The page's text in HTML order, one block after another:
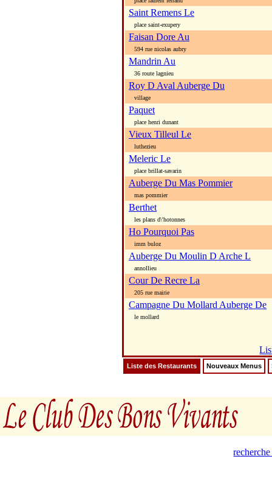
Saint Remens Le
place saint-exupery
Faisan Dore Au
594 rue nicolas aubry
Mandrin Au
36 route lagnieu
Roy D Aval Auberge Du
village
Paquet
place henri dunant
Vieux Tilleul Le
luthezieu
Meleric Le
place brillat-savarin
Auberge Du Mas Pommier
mas pommier
Berthet
les plans d\'hotonnes
Ho Pourquoi Pas
imm buloz
Auberge Du Moulin D Arche L
annollieu
Cour De Recre La
205 rue mairie
Campagne Du Mollard Auberge De
le mollard
Liste des Restaurants Nouveaux Menus